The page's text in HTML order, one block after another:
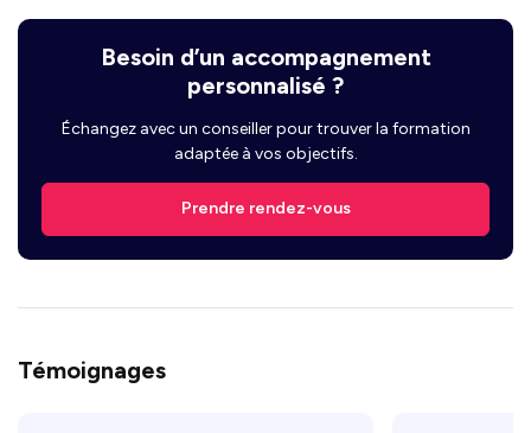
Besoin d’un accompagnement
personnalisé ?
Échangez avec un conseiller pour trouver la formation
adaptée à vos objectifs.
Prendre rendez-vous
Témoignages